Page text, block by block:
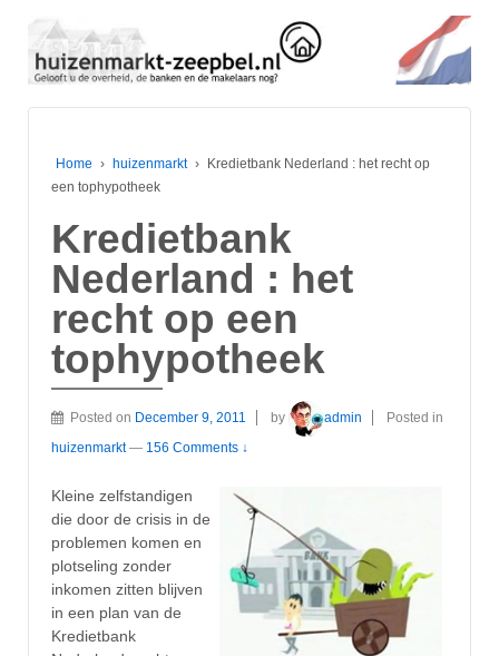
Home › huizenmarkt ›
Kredietbank Nederland : het recht op
een tophypotheek
Kredietbank
Nederland : het
recht op een
tophypotheek
Posted on December 9, 2011 by admin
Posted in
huizenmarkt — 156 Comments ↓
Kleine zelfstandigen
die door de crisis in de
problemen komen en
plotseling zonder
inkomen zitten blijven
in een plan van de
Kredietbank